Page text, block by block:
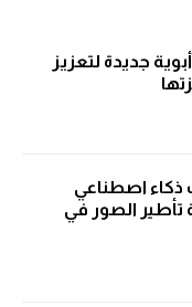
جديدة لتعزيز
ذكاء اصطناعي
تأطير الصور في